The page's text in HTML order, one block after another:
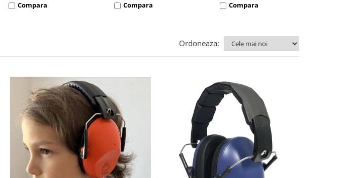
Compara Compara Compara
Ordoneaza: